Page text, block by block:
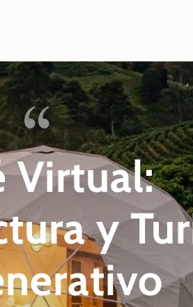
Virtual:
y